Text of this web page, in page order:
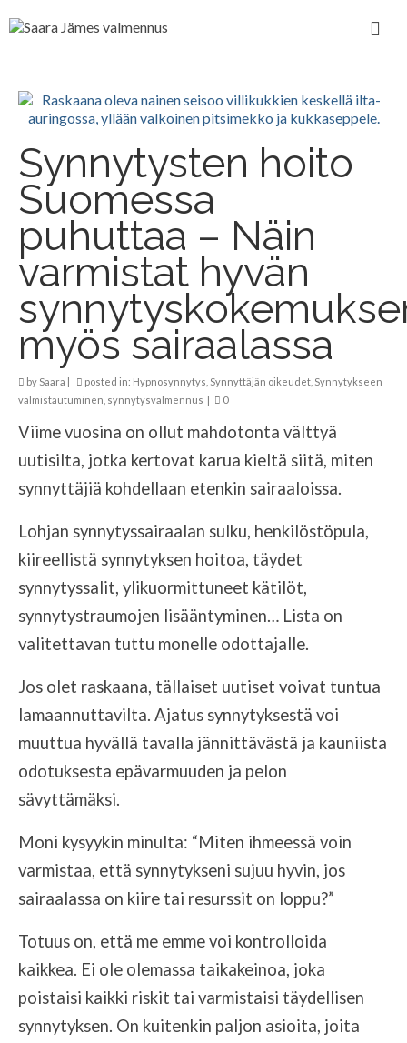
Synnytysten hoito
Suomessa
puhuttaa – Näin
varmistat hyvän
myös sairaalassa
by Saara | posted in: Hypnosynnytys Synnyttäjän oikeudet Synnytykseen
valmistautuminen synnytysvalmennus | 0
Viime vuosina on ollut mahdotonta välttyä
uutisilta, jotka kertovat karua kieltä siitä, miten
synnyttäjiä kohdellaan etenkin sairaaloissa.
Lohjan synnytyssairaalan sulku, henkilöstöpula,
kiireellistä synnytyksen hoitoa, täydet
synnytyssalit, ylikuormittuneet kätilöt,
synnytystraumojen lisääntyminen… Lista on
valitettavan tuttu monelle odottajalle.
Jos olet raskaana, tällaiset uutiset voivat tuntua
lamaannuttavilta. Ajatus synnytyksestä voi
muuttua hyvällä tavalla jännittävästä ja kauniista
odotuksesta epävarmuuden ja pelon
sävyttämäksi.
Moni kysyykin minulta: “Miten ihmeessä voin
varmistaa, että synnytykseni sujuu hyvin, jos
sairaalassa on kiire tai resurssit on loppu?”
Totuus on, että me emme voi kontrolloida
kaikkea. Ei ole olemassa taikakeinoa, joka
poistaisi kaikki riskit tai varmistaisi täydellisen
synnytyksen. On kuitenkin paljon asioita, joita